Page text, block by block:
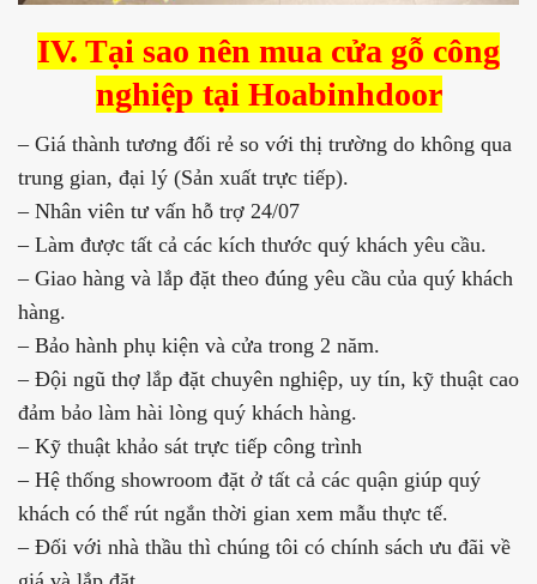
IV. Tại sao nên mua cửa gỗ công
nghiệp tại Hoabinhdoor
– Giá thành tương đối rẻ so với thị trường do không qua
trung gian, đại lý (Sản xuất trực tiếp).
– Nhân viên tư vấn hỗ trợ 24/07
– Làm được tất cả các kích thước quý khách yêu cầu.
– Giao hàng và lắp đặt theo đúng yêu cầu của quý khách
hàng.
– Bảo hành phụ kiện và cửa trong 2 năm.
– Đội ngũ thợ lắp đặt chuyên nghiệp, uy tín, kỹ thuật cao
đảm bảo làm hài lòng quý khách hàng.
– Kỹ thuật khảo sát trực tiếp công trình
– Hệ thống showroom đặt ở tất cả các quận giúp quý
khách có thể rút ngắn thời gian xem mẫu thực tế.
– Đối với nhà thầu thì chúng tôi có chính sách ưu đãi về